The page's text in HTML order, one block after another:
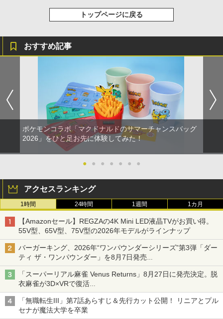
トップページに戻る
おすすめ記事
ポケモンコラボ「マクドナルドのサマーチャンスバッグ
2026」をひと足お先に体験してみた！
● ● ● ● ● ● ●
アクセスランキング
1時間 24時間 1週間 1カ月
【Amazonセール】REGZAの4K Mini LED液晶TVがお買い得。
55V型、65V型、75V型の2026年モデルがラインナップ
バーガーキング、2026年“ワンパウンダーシリーズ”第3弾「ダー
ティ ザ・ワンパウンダー」を8月7日発売
「特製ガーリックマヨソース」を使用した超大型チーズバーガー
「スーパーリアル麻雀 Venus Returns」8月27日に発売決定。脱
衣麻雀が3D×VRで復活
発売から2週間は20%オフになるセールが実施
「無職転生III」第7話あらすじ＆先行カット公開！ リニアとプル
セナが魔法大学を卒業